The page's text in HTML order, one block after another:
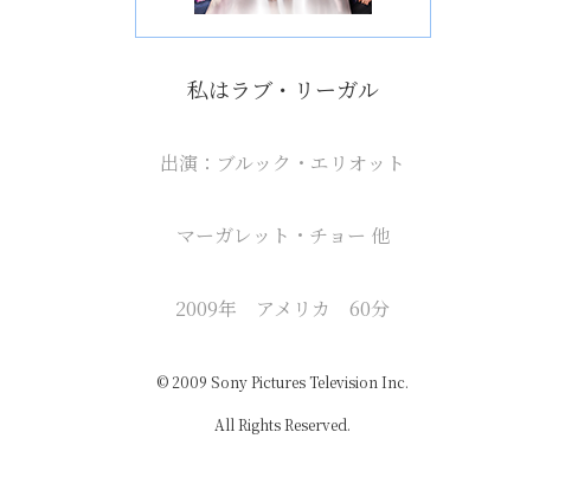
私はラブ・リーガル
出演：ブルック・エリオット
マーガレット・チョー 他
2009年 アメリカ 60分
© 2009 Sony Pictures Television Inc.
All Rights Reserved.